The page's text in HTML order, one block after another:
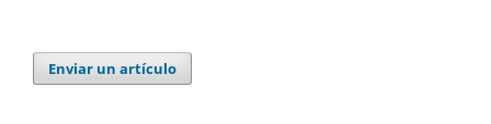
Enviar un artículo